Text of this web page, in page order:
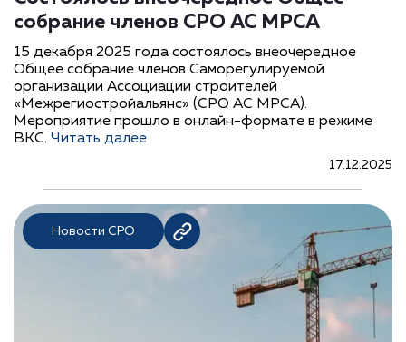
собрание членов СРО АС МРСА
15 декабря 2025 года состоялось внеочередное
Общее собрание членов Саморегулируемой
организации Ассоциации строителей
«Межрегиостройальянс» (СРО АС МРСА).
Мероприятие прошло в онлайн-формате в режиме
ВКС. Читать далее
17.12.2025
Новости СРО